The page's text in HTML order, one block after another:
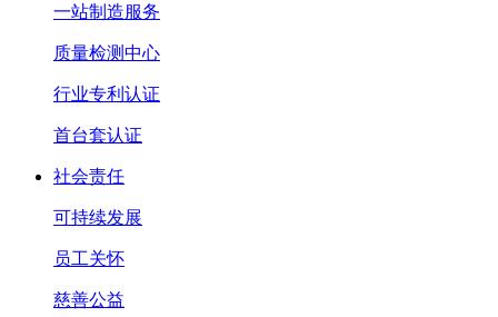
一站制造服务
质量检测中心
行业专利认证
首台套认证
社会责任
可持续发展
员工关怀
慈善公益